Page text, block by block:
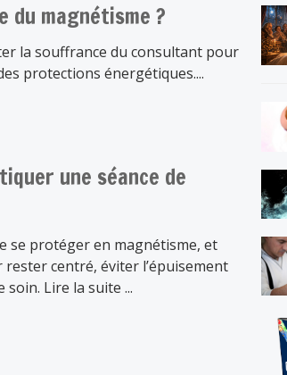
du magnétisme ?
la souffrance du consultant pour
protections énergétiques....
une séance de
se protéger en magnétisme, et
centré, éviter l’épuisement
Lire la suite ...